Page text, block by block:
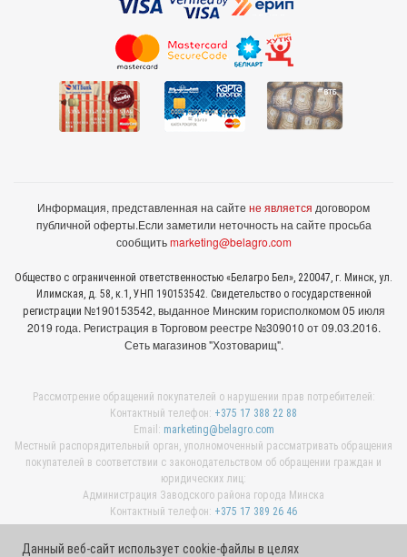
Информация, представленная на сайте не является договором
публичной оферты.Если заметили неточность на сайте просьба
сообщитьmarketing@belagro.com
Общество с ограниченной ответственностью «Белагро Бел», 220047, г. Минск, ул.
Илимская, д. 58, к.1, УНП 190153542. Свидетельство о государственной
регистрации №190153542, выданное Минcким горисполкомом 05 июля
2019 года. Регистрация в Торговом реестре №309010 от 09.03.2016.
Сеть магазинов "Хозтоварищ".
Рассмотрение обращений покупателей о нарушении прав потребителей:
Контактный телефон: +375 17 388 22 88
Email: marketing@belagro.com
Местный распорядительный орган, уполномоченный рассматривать обращения
покупателей в соответствии с законодательством об обращении граждан и
юридических лиц:
Администрация Заводского района города Минска
Контактный телефон: +375 17 389 26 46
Данный веб-сайт использует cookie-файлы в целях